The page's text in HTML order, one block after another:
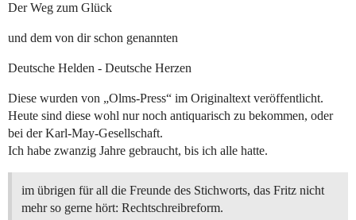
Der Weg zum Glück
und dem von dir schon genannten
Deutsche Helden - Deutsche Herzen
Diese wurden von „Olms-Press“ im Originaltext veröffentlicht.
Heute sind diese wohl nur noch antiquarisch zu bekommen, oder
bei der Karl-May-Gesellschaft.
Ich habe zwanzig Jahre gebraucht, bis ich alle hatte.
im übrigen für all die Freunde des Stichworts, das Fritz nicht
mehr so gerne hört: Rechtschreibreform.